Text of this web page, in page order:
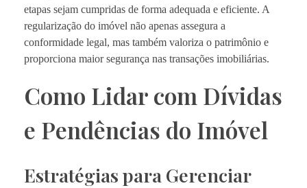
etapas sejam cumpridas de forma adequada e eficiente. A
regularização do imóvel não apenas assegura a
conformidade legal, mas também valoriza o patrimônio e
proporciona maior segurança nas transações imobiliárias.
Como Lidar com Dívidas
e Pendências do Imóvel
Estratégias para Gerenciar